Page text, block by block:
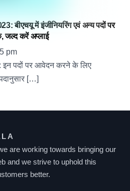
बीएचयू में इंजीनियरिंग एवं अन्य पदों पर
जल्द करें अप्लाई
pm
पदों पर आवेदन करने के लिए
[…]
are working towards bringing our
and we strive to uphold this
better.